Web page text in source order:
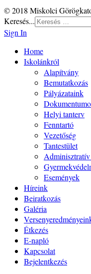
© 2018 Miskolci
Keresés...
Sign In
Home
Iskolánkról
Alapítvány
Bemutatkozás
Pályázataink
Helyi tanterv
Fenntartó
Vezetőség
Tantestület
Események
Híreink
Beiratkozás
Galéria
Étkezés
E-napló
Kapcsolat
Bejelentkezés